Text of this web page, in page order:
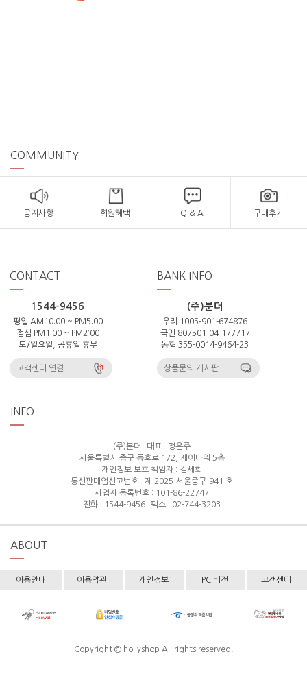
COMMUNITY
공지사항 회원혜택 Q & A 구매후기
CONTACT
1544-9456
평일 AM10:00 ~ PM5:00
점심 PM1:00 ~ PM2:00
토/일요일, 공휴일 휴무
고객센터 연결
BANK INFO
(주)분더
우리 1005-901-674876
국민 807501-04-177717
농협 355-0014-9464-23
상품문의 게시판
INFO
(주)분더
대표 : 정은주
서울특별시 중구 동호로 172, 제이타워 5층
개인정보 보호 책임자 : 김세희
통신판매업신고번호 : 제 2025-서울중구-941 호
사업자 등록번호 : 101-86-22747
전화 : 1544-9456
팩스 : 02-744-3203
ABOUT
이용안내 이용약관 개인정보 PC 버전 고객센터
Copyright © hollyshop All rights reserved.